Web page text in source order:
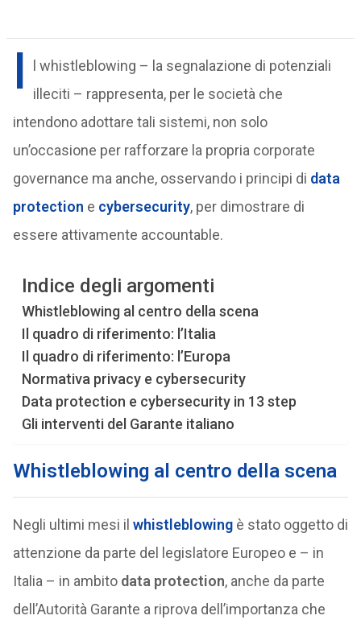
I
l whistleblowing – la segnalazione di potenziali
illeciti – rappresenta, per le società che
intendono adottare tali sistemi, non solo
un’occasione per rafforzare la propria corporate
governance ma anche, osservando i principi di data
protection e cybersecurity, per dimostrare di
essere attivamente accountable.
Indice degli argomenti
Whistleblowing al centro della scena
Il quadro di riferimento: l’Italia
Il quadro di riferimento: l’Europa
Normativa privacy e cybersecurity
Data protection e cybersecurity in 13 step
Gli interventi del Garante italiano
Whistleblowing al centro della scena
Negli ultimi mesi il whistleblowing è stato oggetto di
attenzione da parte del legislatore Europeo e – in
Italia – in ambito data protection, anche da parte
dell’Autorità Garante a riprova dell’importanza che